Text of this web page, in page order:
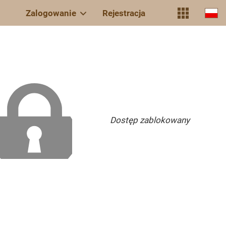
Zalogowanie Rejestracja
Dostęp zablokowany